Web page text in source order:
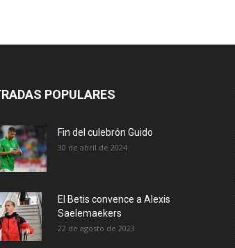
POPULARES
Fin del culebrón Guido
30 de abril de 2024
El Betis convence a Alexis
Saelemaekers
22 de agosto de 2023